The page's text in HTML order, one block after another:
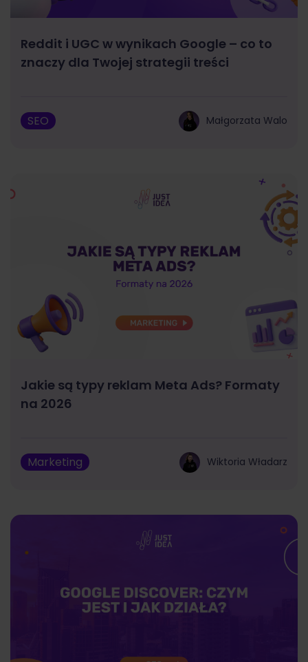
Reddit i UGC w wynikach Google – co to
znaczy dla Twojej strategii treści
SEO Małgorzata Walo
Jakie są typy reklam Meta Ads? Formaty
na 2026
Marketing Wiktoria Władarz